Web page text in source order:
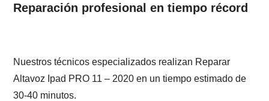
Reparación profesional en tiempo récord
Nuestros técnicos especializados realizan Reparar
Altavoz Ipad PRO 11 – 2020 en un tiempo estimado de
30-40 minutos.